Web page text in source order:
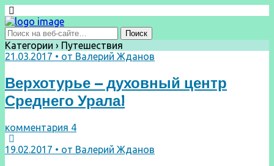
Категории › Путешествия
21.03.2017 • от Валерий Жданов
Верхотурье – духовный центр
Среднего Урала!
комментария 4
19.02.2017 • от Валерий Жданов